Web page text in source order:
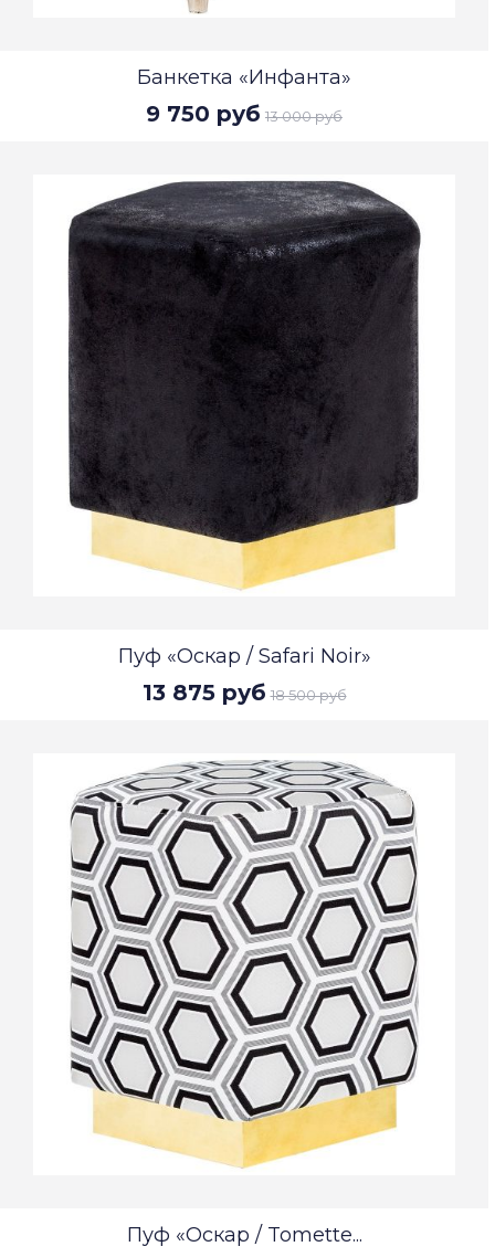
Банкетка «Инфанта»
9 750 руб 13 000 руб
Пуф «Оскар / Safari Noir»
13 875 руб 18 500 руб
Пуф «Оскар / Tomette...